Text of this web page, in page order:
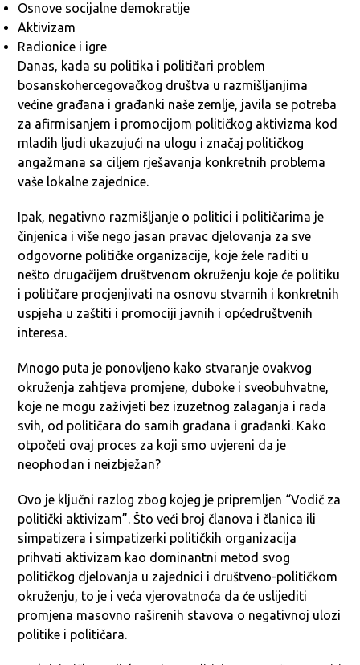
Osnove socijalne demokratije
Aktivizam
Radionice i igre
Danas, kada su politika i političari problem
bosanskohercegovačkog društva u razmišljanjima
većine građana i građanki naše zemlje, javila se potreba
za afirmisanjem i promocijom političkog aktivizma kod
mladih ljudi ukazujući na ulogu i značaj političkog
angažmana sa ciljem rješavanja konkretnih problema
vaše lokalne zajednice.
Ipak, negativno razmišljanje o politici i političarima je
činjenica i više nego jasan pravac djelovanja za sve
odgovorne političke organizacije, koje žele raditi u
nešto drugačijem društvenom okruženju koje će politiku
i političare procjenjivati na osnovu stvarnih i konkretnih
uspjeha u zaštiti i promociji javnih i općedruštvenih
interesa.
Mnogo puta je ponovljeno kako stvaranje ovakvog
okruženja zahtjeva promjene, duboke i sveobuhvatne,
koje ne mogu zaživjeti bez izuzetnog zalaganja i rada
svih, od političara do samih građana i građanki. Kako
otpočeti ovaj proces za koji smo uvjereni da je
neophodan i neizbježan?
Ovo je ključni razlog zbog kojeg je pripremljen “Vodič za
politički aktivizam”. Što veći broj članova i članica ili
simpatizera i simpatizerki političkih organizacija
prihvati aktivizam kao dominantni metod svog
političkog djelovanja u zajednici i društveno-političkom
okruženju, to je i veća vjerovatnoća da će uslijediti
promjena masovno raširenih stavova o negativnoj ulozi
politike i političara.